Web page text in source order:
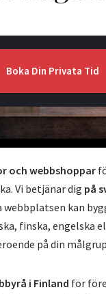
Boka Din Privata Tid
och webbshoppar
Vi betjänar dig på
webbplatsen kan
finska, engelska
på din
i Finland för